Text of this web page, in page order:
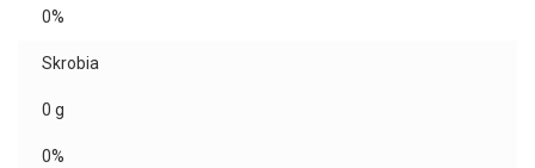
0%
Skrobia
0 g
0%